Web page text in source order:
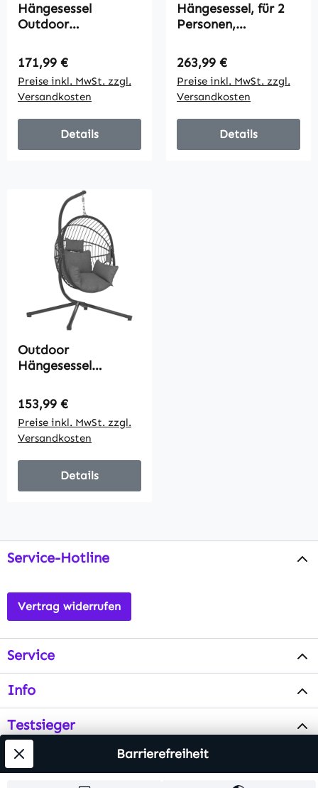
Hängesessel
Outdoor
Chair,
wetterbeständig,
inkl. Polster, 102 cm
x 102 cm x 195 cm,
Dunkelgrau
Regulärer Preis:
171,99 €
Preise inkl. MwSt. zzgl.
Versandkosten
Details
Hängesessel, für 2
Personen,
großes Sitzkissen,
Sand, 130 x 103 x
172 cm
Regulärer Preis:
263,99 €
Preise inkl. MwSt. zzgl.
Versandkosten
Details
Outdoor
Hängesessel
Polster, Egg-Chair,
120 cm x 106 cm x
188 cm, Grau
Regulärer Preis:
153,99 €
Preise inkl. MwSt. zzgl.
Versandkosten
Details
Service-Hotline
Vertrag widerrufen
Service
Info
Testsieger
Alle Preise inkl. gesetzl. Mehrwertsteuer zzgl.
Barrierefreiheit